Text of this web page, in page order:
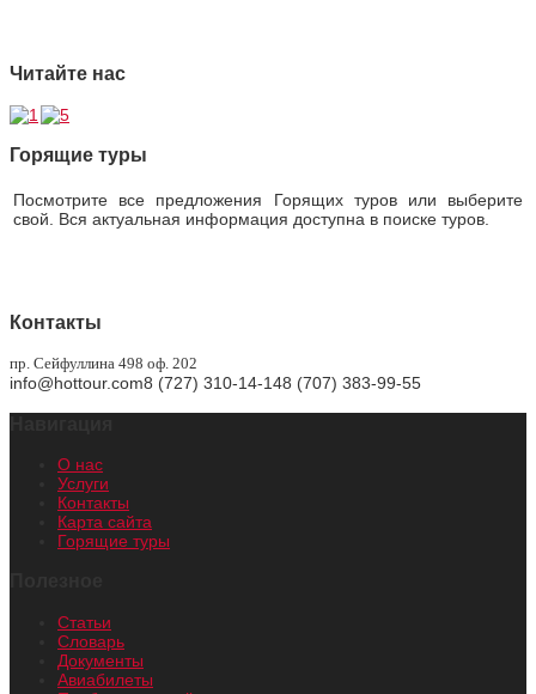
Читайте нас
Горящие туры
Посмотрите все предложения Горящих туров или выберите
свой. Вся актуальная информация доступна в поиске туров.
Контакты
пр. Сейфуллина 498 оф. 202
info@hottour.com8 (727) 310-14-148 (707) 383-99-55
О нас
Услуги
Контакты
Карта сайта
Горящие туры
Статьи
Словарь
Документы
Авиабилеты